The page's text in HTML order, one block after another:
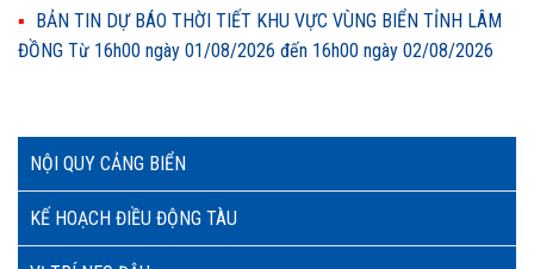
NỘI QUY CẢNG BIỂN
KẾ HOẠCH ĐIỀU ĐỘNG TÀU
BẢN TIN DỰ BÁO THỜI TIẾT KHU VỰC VÙNG BIỂN TỈNH LÂM
ĐỒNG Từ 16h00 ngày 01/08/2026 đến 16h00 ngày 02/08/2026